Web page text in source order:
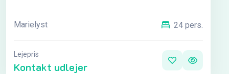
Marielyst 24 pers.
Lejepris
Kontakt udlejer